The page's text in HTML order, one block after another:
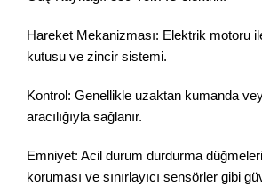
Hareket Mekanizması: Elektrik motoru
kutusu ve zincir sistemi.
Kontrol: Genellikle uzaktan kumanda
aracılığıyla sağlanır.
Emniyet: Acil durum durdurma
koruması ve sınırlayıcı sensörler gibi